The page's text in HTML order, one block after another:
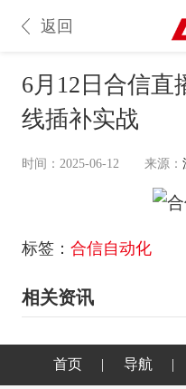
返回
6月12日合信直
线插补实战
时间：2025-06-12 来源：
标签： 合信自动化
相关资讯
首页 | 导航 |